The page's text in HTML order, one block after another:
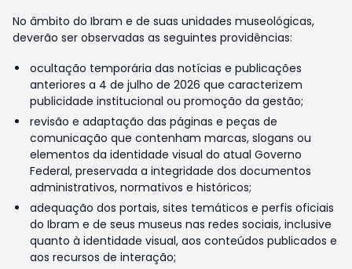
No âmbito do Ibram e de suas unidades museológicas,
deverão ser observadas as seguintes providências:
ocultação temporária das notícias e publicações
anteriores a 4 de julho de 2026 que caracterizem
publicidade institucional ou promoção da gestão;
revisão e adaptação das páginas e peças de
comunicação que contenham marcas, slogans ou
elementos da identidade visual do atual Governo
Federal, preservada a integridade dos documentos
administrativos, normativos e históricos;
adequação dos portais, sites temáticos e perfis oficiais
do Ibram e de seus museus nas redes sociais, inclusive
quanto à identidade visual, aos conteúdos publicados e
aos recursos de interação;